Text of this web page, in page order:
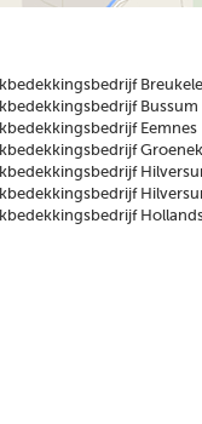
Bussum
Eemnes